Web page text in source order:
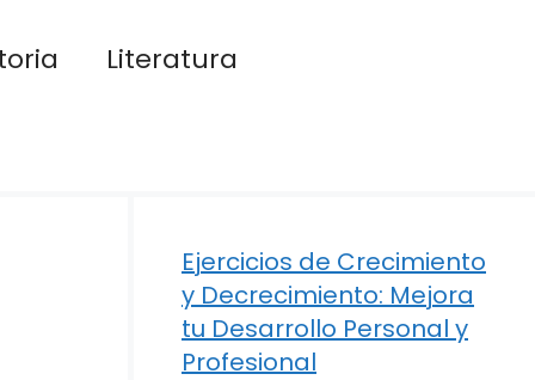
Literatura
Ejercicios de Crecimiento
y Decrecimiento: Mejora
tu Desarrollo Personal y
Profesional